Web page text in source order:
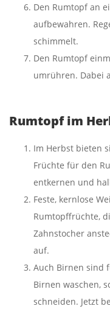
Den Rumtopf an
aufbewahren.
schimmelt.
Den Rumtopf
umrühren. Dabei
Rumtopf im
Im Herbst bieten
Früchte für den
entkernen und
Feste, kernlose
Rumtopffrüchte,
Zahnstocher
auf.
Auch Birnen sind
Birnen waschen,
schneiden. Jetzt